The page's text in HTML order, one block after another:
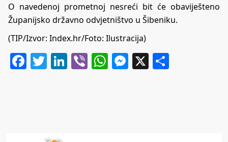
O navedenoj prometnoj nesreći bit će obaviješteno
Županijsko državno odvjetništvo u Šibeniku.
(TIP/Izvor: Index.hr/Foto: Ilustracija)
Facebook
Twitter
LinkedIn
ViberWhatsApp
Messenger
X